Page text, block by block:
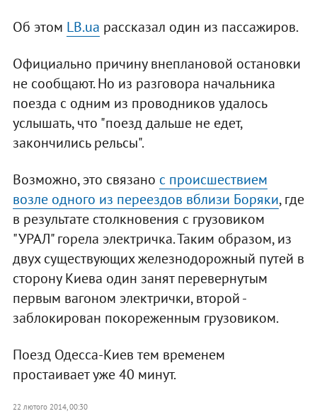
Об этом LB.ua рассказал один из пассажиров.
Официально причину внеплановой остановки
не сообщают. Но из разговора начальника
поезда с одним из проводников удалось
услышать, что "поезд дальше не едет,
закончились рельсы".
Возможно, это связано с происшествием
возле одного из переездов вблизи Боряки, где
в результате столкновения с грузовиком
"УРАЛ" горела электричка. Таким образом, из
двух существующих железнодорожный путей в
сторону Киева один занят перевернутым
первым вагоном электрички, второй -
заблокирован покореженным грузовиком.
Поезд Одесса-Киев тем временем
простаивает уже 40 минут.
22 лютого 2014, 00:30